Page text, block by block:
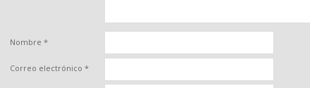
Nombre *
Correo electrónico *